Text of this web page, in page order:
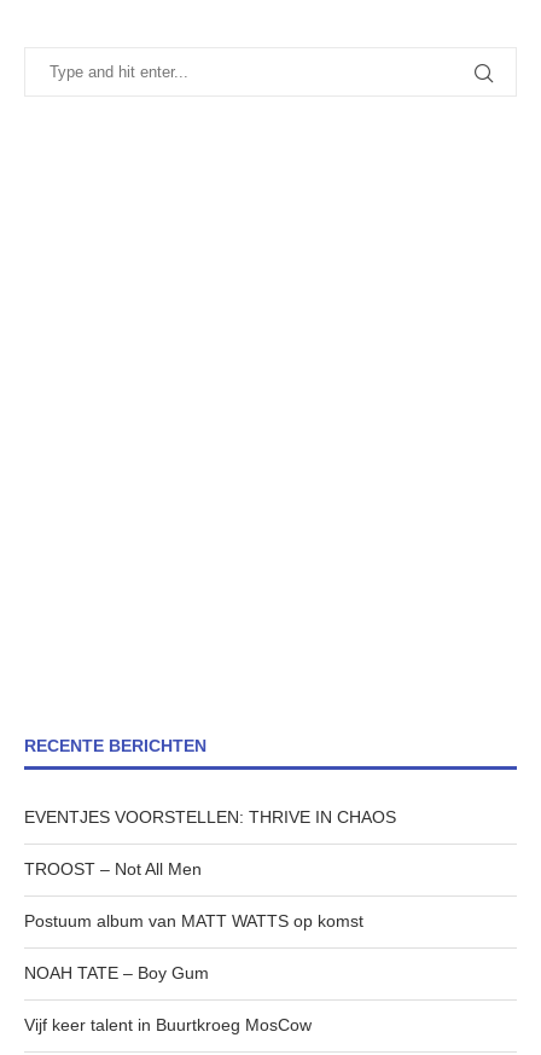
RECENTE BERICHTEN
EVENTJES VOORSTELLEN: THRIVE IN CHAOS
TROOST – Not All Men
Postuum album van MATT WATTS op komst
NOAH TATE – Boy Gum
Vijf keer talent in Buurtkroeg MosCow